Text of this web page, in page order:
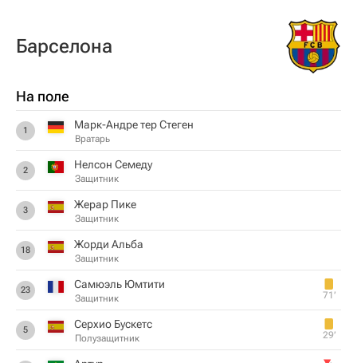
Барселона
На поле
1 Марк-Андре тер Стеген
Вратарь
2 Нелсон Семеду
Защитник
3 Жерар Пике
Защитник
18 Жорди Альба
Защитник
23 Самюэль Юмтити
Защитник 71‎’‎
5 Серхио Бускетс
Полузащитник 29‎’‎